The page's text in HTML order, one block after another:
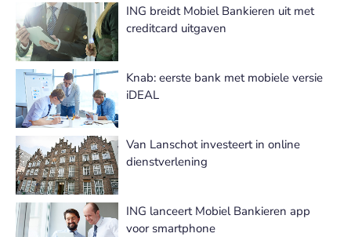
ING breidt Mobiel Bankieren uit met
creditcard uitgaven
Knab: eerste bank met mobiele versie
iDEAL
Van Lanschot investeert in online
dienstverlening
ING lanceert Mobiel Bankieren app
voor smartphone